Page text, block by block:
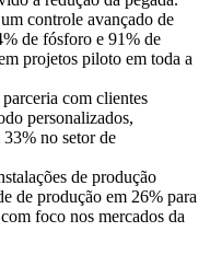
controle avançado de
de fósforo e 91% de
projetos piloto em toda a
com clientes
personalizados,
no setor de
de produção
de produção em 26% para
foco nos mercados da